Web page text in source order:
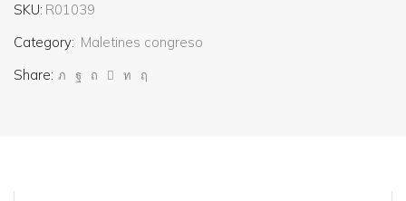
SKU: R01039
Category: Maletines congreso
Share: